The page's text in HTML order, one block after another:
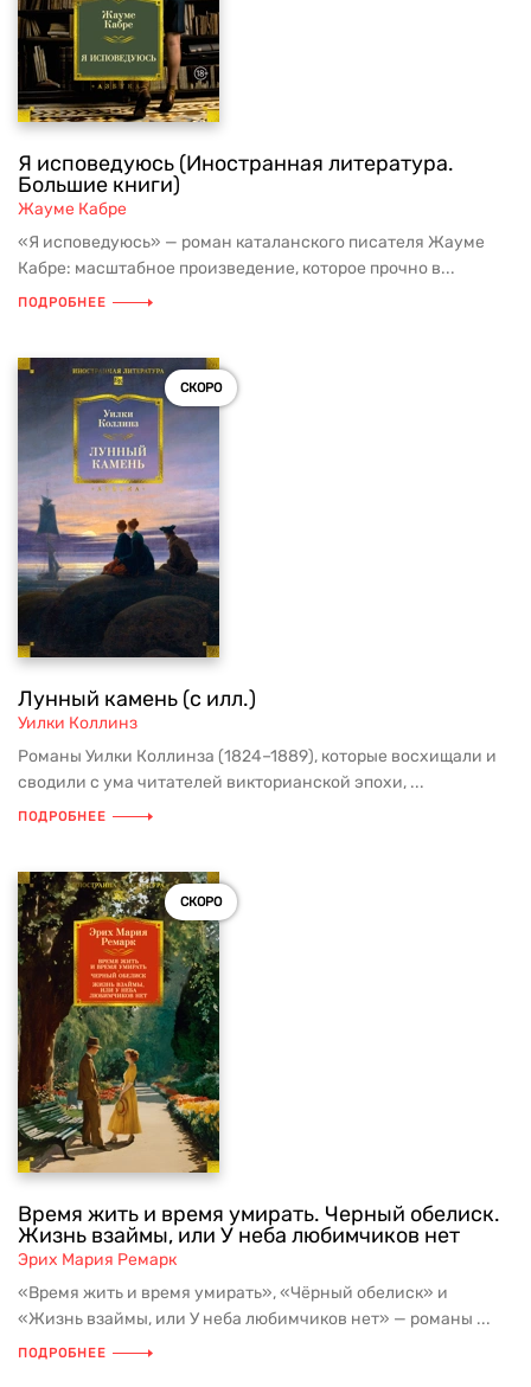
Я исповедуюсь (Иностранная литература.
Большие книги)
Жауме Кабре
«Я исповедуюсь» — роман каталанского писателя Жауме
Кабре: масштабное произведение, которое прочно в...
ПОДРОБНЕЕ
СКОРО
Лунный камень (с илл.)
Уилки Коллинз
Романы Уилки Коллинза (1824–1889), которые восхищали и
сводили с ума читателей викторианской эпохи, ...
ПОДРОБНЕЕ
СКОРО
Время жить и время умирать. Черный обелиск.
Жизнь взаймы, или У неба любимчиков нет
Эрих Мария Ремарк
«Время жить и время умирать», «Чёрный обелиск» и
«Жизнь взаймы, или У неба любимчиков нет» — романы ...
ПОДРОБНЕЕ